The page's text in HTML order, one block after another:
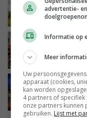
VANDAAG,
advertentie-
Informatie op
Meer
Uw
apparaat (cookies,
kan worden
4 partners of
onze partners kunnen
gebruiken. Lijst met